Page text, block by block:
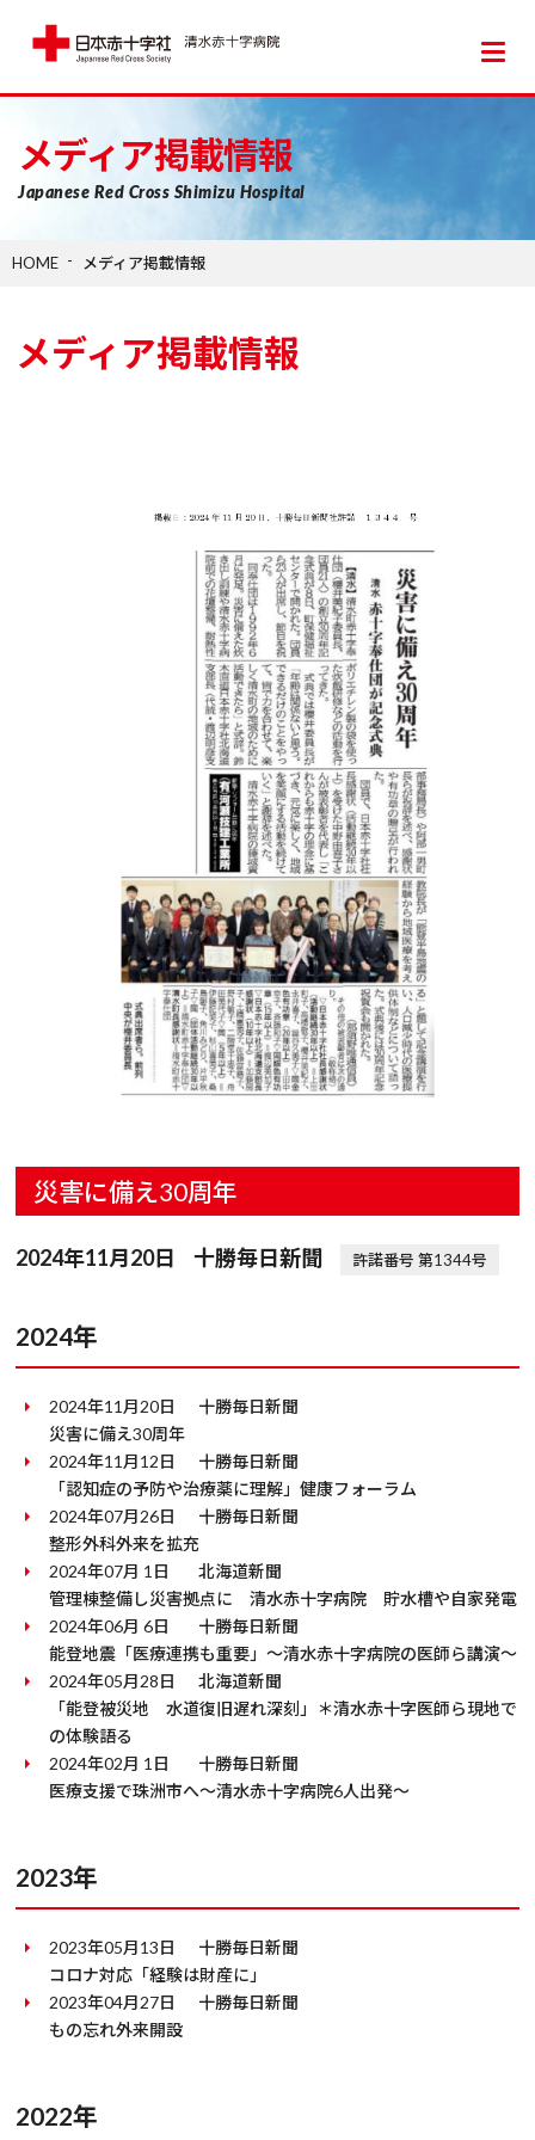
メディア掲載情報
Japanese Red Cross Shimizu Hospital
HOME メディア掲載情報
メディア掲載情報
災害に備え30周年
2024年11月20日 十勝毎日新聞 許諾番号 第1344号
2024年
2024年11月20日
十勝毎日新聞
災害に備え30周年
2024年11月12日
十勝毎日新聞
「認知症の予防や治療薬に理解」健康フォーラム
2024年07月26日
十勝毎日新聞
整形外科外来を拡充
2024年07月 1日
北海道新聞
管理棟整備し災害拠点に 清水赤十字病院 貯水槽や自家発電
2024年06月 6日
十勝毎日新聞
能登地震「医療連携も重要」～清水赤十字病院の医師ら講演～
2024年05月28日
北海道新聞
「能登被災地 水道復旧遅れ深刻」＊清水赤十字医師ら現地で
の体験語る
2024年02月 1日
十勝毎日新聞
医療支援で珠洲市へ～清水赤十字病院6人出発～
2023年
2023年05月13日
十勝毎日新聞
コロナ対応「経験は財産に」
2023年04月27日
十勝毎日新聞
もの忘れ外来開設
2022年